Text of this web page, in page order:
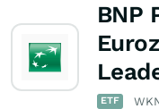
BNP
ETF